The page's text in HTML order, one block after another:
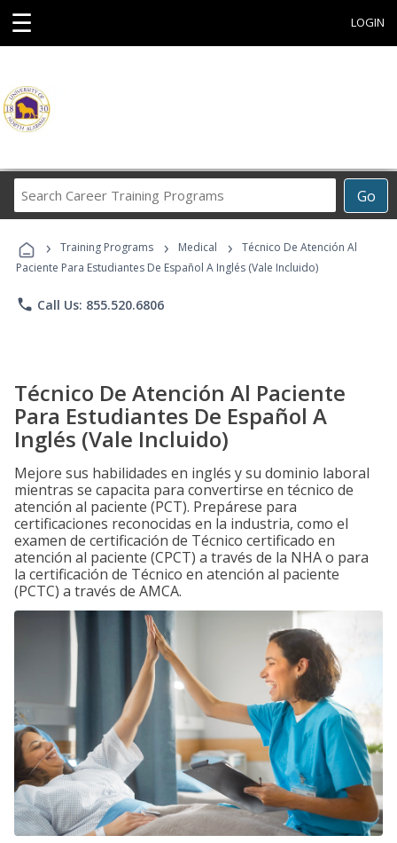
☰ LOGIN
Go
Career
Programs
› Training Programs › Medical ›
Técnico De Atención Al
Paciente Para Estudiantes De Español A Inglés (Vale Incluido)
phone Call Us: 855.520.6806
Técnico De Atención Al Paciente
Para Estudiantes De Español A
Inglés (Vale Incluido)
Mejore sus habilidades en inglés y su dominio laboral
mientras se capacita para convertirse en técnico de
atención al paciente (PCT). Prepárese para
certificaciones reconocidas en la industria, como el
examen de certificación de Técnico certificado en
atención al paciente (CPCT) a través de la NHA o para
la certificación de Técnico en atención al paciente
(PCTC) a través de AMCA.